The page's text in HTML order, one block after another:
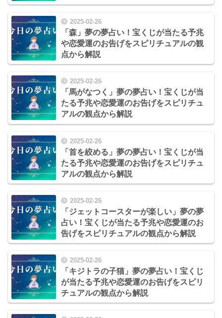
2025-02-26
「森」夢の夢占い！宝くじが当たる予兆
や恋愛運のお告げをスピリチュアルの観
点から解説
2025-02-26
「馬がなつく」夢の夢占い！宝くじが当
たる予兆や恋愛運のお告げをスピリチュ
アルの観点から解説
2025-02-26
「首を絞める」夢の夢占い！宝くじが当
たる予兆や恋愛運のお告げをスピリチュ
アルの観点から解説
2025-02-26
「ジェットコースターが楽しい」夢の夢
占い！宝くじが当たる予兆や恋愛運のお
告げをスピリチュアルの観点から解説
2025-02-26
「キジトラの子猫」夢の夢占い！宝くじ
が当たる予兆や恋愛運のお告げをスピリ
チュアルの観点から解説